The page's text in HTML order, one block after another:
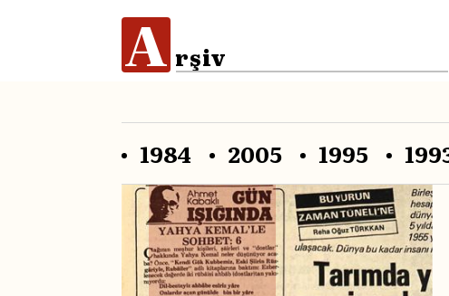
A rşiv
1984 2005 1995